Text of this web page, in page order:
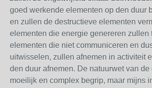
goed werkende elementen op den duur
en zullen de destructieve elementen
elementen die energie genereren zullen
elementen die niet communiceren en
uitwisselen, zullen afnemen in activiteit
den duur afnemen. De natuurwet van de
moeilijk en complex begrip, maar mijns